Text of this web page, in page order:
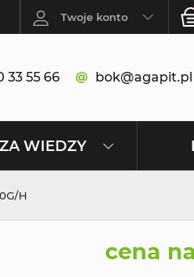
Twoje konto
33 55 66 bok@agapit.pl
WIEDZY
H
cena